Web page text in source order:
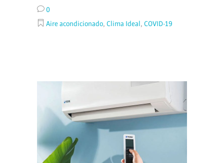
0
Aire acondicionado, Clima Ideal , COVID-19